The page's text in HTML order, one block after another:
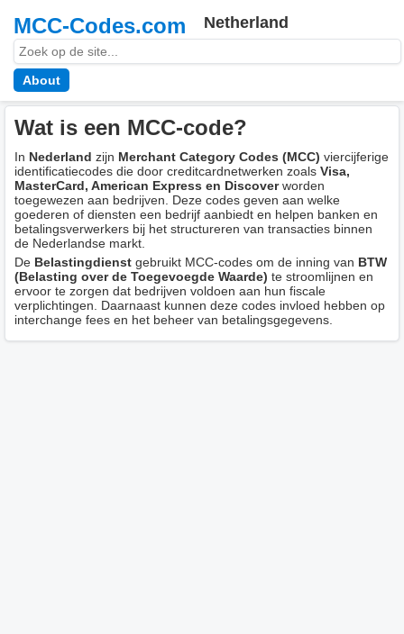
MCC-Codes.com Netherland
About
Wat is een MCC-code?
In Nederland zijn Merchant Category Codes (MCC) viercijferige
identificatiecodes die door creditcardnetwerken zoals Visa,
MasterCard, American Express en Discoverworden
toegewezen aan bedrijven. Deze codes geven aan welke
goederen of diensten een bedrijf aanbiedt en helpen banken en
betalingsverwerkers bij het structureren van transacties binnen
de Nederlandse markt.
De Belastingdienst gebruikt MCC-codes om de inning van BTW
(Belasting over de Toegevoegde Waarde) te stroomlijnen en
ervoor te zorgen dat bedrijven voldoen aan hun fiscale
verplichtingen. Daarnaast kunnen deze codes invloed hebben op
interchange fees en het beheer van betalingsgegevens.